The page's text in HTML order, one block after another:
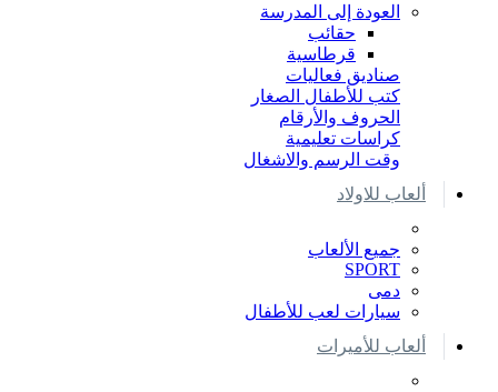
العودة إلى المدرسة
حقائب
قرطاسية
صناديق فعاليات
كتب للأطفال الصغار
الحروف والأرقام
كراسات تعليمية
وقت الرسم والاشغال
ألعاب للاولاد
جميع الألعاب
SPORT
دمى
سيارات لعب للأطفال
ألعاب للأميرات